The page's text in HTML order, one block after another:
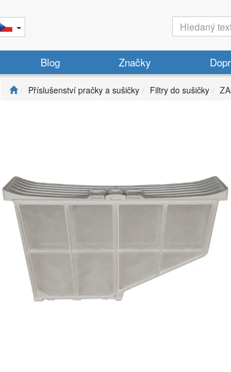
Blog Značky
Příslušenství pračky a sušičky Filtry do sušičky